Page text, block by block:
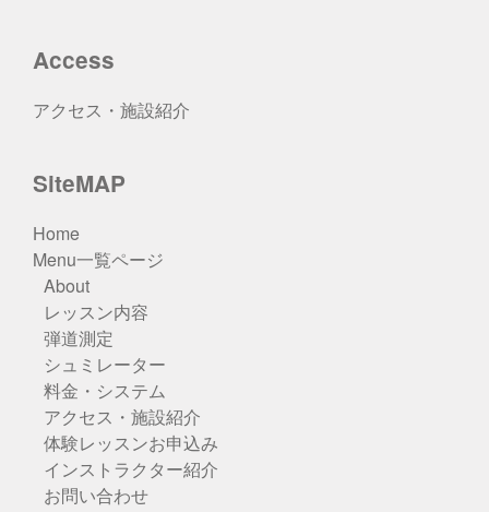
Access
アクセス・施設紹介
SiteMAP
Home
Menu一覧ページ
About
レッスン内容
弾道測定
シュミレーター
料金・システム
アクセス・施設紹介
体験レッスンお申込み
インストラクター紹介
お問い合わせ